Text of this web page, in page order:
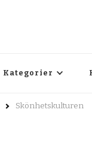
Kategorier
Skönhetskulturen